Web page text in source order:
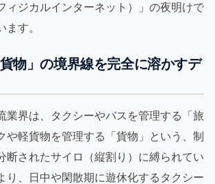
ィジカルインターネット）」の夜明けで
ます。
貨物」の境界線を完全に溶かすデ
業界は、タクシーやバスを管理する「旅
や軽貨物を管理する「貨物」という、制
断されたサイロ（縦割り）に縛られてい
り、日中や閑散期に遊休化するタクシー